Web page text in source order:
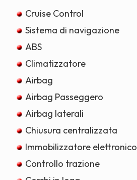
Cruise Control
Sistema di navigazione
ABS
Climatizzatore
Airbag
Airbag Passeggero
Airbag laterali
Chiusura centralizzata
Immobilizzatore elettronico
Controllo trazione